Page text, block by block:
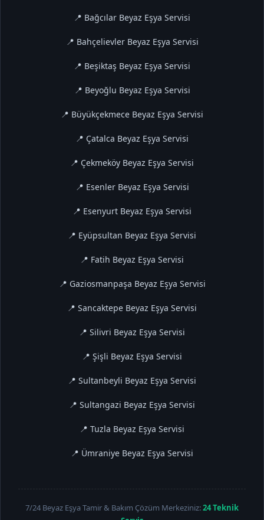
📍 Bağcılar Beyaz Eşya Servisi
📍 Bahçelievler Beyaz Eşya Servisi
📍 Beşiktaş Beyaz Eşya Servisi
📍 Beyoğlu Beyaz Eşya Servisi
📍 Büyükçekmece Beyaz Eşya Servisi
📍 Çatalca Beyaz Eşya Servisi
📍 Çekmeköy Beyaz Eşya Servisi
📍 Esenler Beyaz Eşya Servisi
📍 Esenyurt Beyaz Eşya Servisi
📍 Eyüpsultan Beyaz Eşya Servisi
📍 Fatih Beyaz Eşya Servisi
📍 Gaziosmanpaşa Beyaz Eşya Servisi
📍 Sancaktepe Beyaz Eşya Servisi
📍 Silivri Beyaz Eşya Servisi
📍 Şişli Beyaz Eşya Servisi
📍 Sultanbeyli Beyaz Eşya Servisi
📍 Sultangazi Beyaz Eşya Servisi
📍 Tuzla Beyaz Eşya Servisi
📍 Ümraniye Beyaz Eşya Servisi
7/24 Beyaz Eşya Tamir & Bakım Çözüm Merkeziniz:24 Teknik